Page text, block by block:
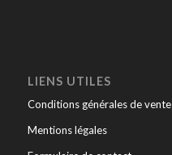
LIENS UTILES
Conditions générales de vente
Mentions légales